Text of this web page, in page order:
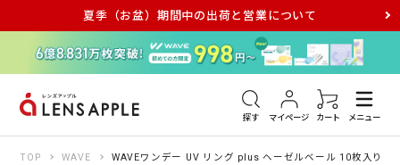
夏季（お盆）期間中の出荷と営業について
探す マイページ カート メニュー
アキュビュー メダリスト メガネ
TOP WAVE WAVEワンデー UV リング plus ヘーゼルベール 10枚入り（